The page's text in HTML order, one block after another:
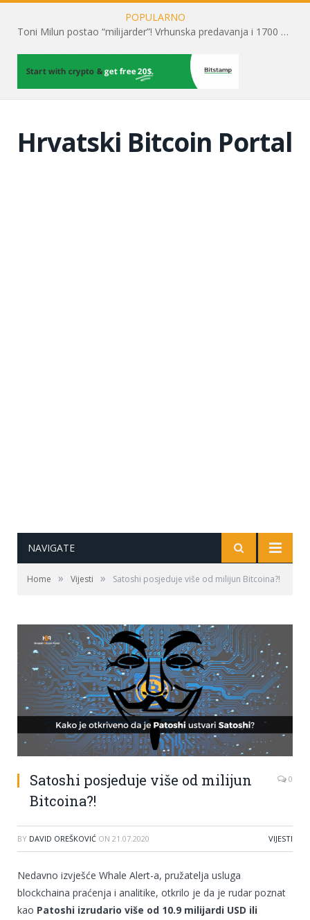
POPULARNO
Toni Milun postao “milijarder”! Vrhunska predavanja i 1700 posjetitelja obilježili su mjesec financijske pismenosti
Hrvatski Bitcoin Portal
NAVIGATE
Home » Vijesti » Satoshi posjeduje više od milijun Bitcoina?!
Satoshi posjeduje više od milijun
Bitcoina?!
0
BY DAVID OREŠKOVIĆ ON 21.07.2020 VIJESTI
Nedavno izvješće Whale Alert-a, pružatelja usluga
blockchaina praćenja i analitike, otkrilo je da je rudar poznat
kao Patoshi izrudario više od 10.9 milijardi USD ili